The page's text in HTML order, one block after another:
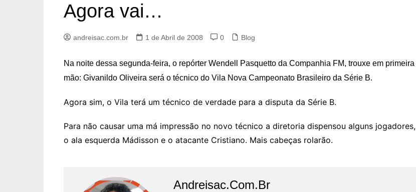
Agora vai…
andreisac.com.br 1 de Abril de 2008 0 Blog
Na noite dessa segunda-feira, o repórter Wendell Pasquetto da Companhia FM, trouxe em primeira
mão: Givanildo Oliveira será o técnico do Vila Nova Campeonato Brasileiro da Série B.
Agora sim, o Vila terá um técnico de verdade para a disputa da Série B.
Para não causar uma má impressão no novo técnico a diretoria dispensou alguns jogadores,
o ala esquerda Mádisson e o atacante Cristiano. Mais cabeças rolarão.
Andreisac.com.br